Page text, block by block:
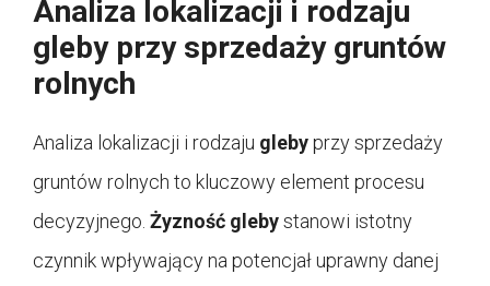
Analiza lokalizacji i rodzaju
gleby przy sprzedaży gruntów
rolnych
Analiza lokalizacji i rodzaju glebyprzy sprzedaży
gruntów rolnych to kluczowy element procesu
decyzyjnego. Żyzność glebystanowi istotny
czynnik wpływający na potencjał uprawny danej